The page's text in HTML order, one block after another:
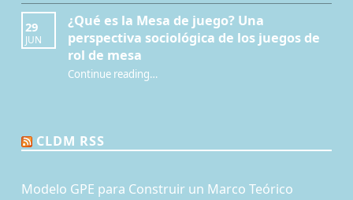
29
JUN
¿Qué es la Mesa de juego? Una
perspectiva sociológica de los juegos de
rol de mesa
Continue reading“¿Qué es la Mesa de juego? Una perspectiva sociológica de los juegos de rol de mesa”
…
CLDM RSS
Modelo GPE para Construir un Marco Teórico